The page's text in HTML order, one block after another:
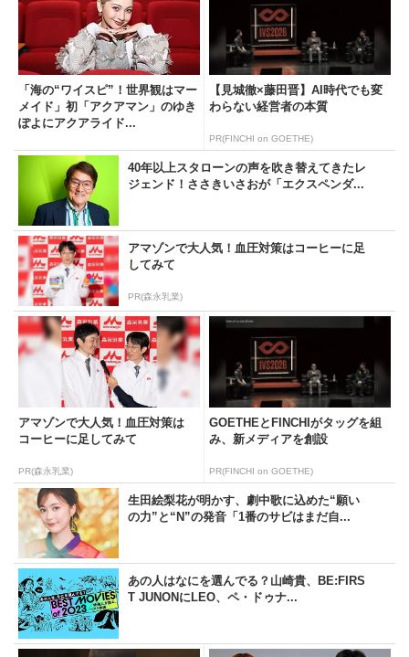
「海の“ワイスピ”！世界観はマー
メイド」初「アクアマン」のゆき
ぽよにアクアライド...
【見城徹×藤田晋】AI時代でも変
わらない経営者の本質
PR(FINCHI on GOETHE)
40年以上スタローンの声を吹き替えてきたレ
ジェンド！ささきいさおが「エクスペンダ...
アマゾンで大人気！血圧対策はコーヒーに足
してみて
PR(森永乳業)
アマゾンで大人気！血圧対策は
コーヒーに足してみて
PR(森永乳業)
GOETHEとFINCHIがタッグを組
み、新メディアを創設
PR(FINCHI on GOETHE)
生田絵梨花が明かす、劇中歌に込めた“願い
の力”と“N”の発音「1番のサビはまだ自...
あの人はなにを選んでる？山崎貴、BE:FIRS
T JUNONにLEO、ペ・ドゥナ...